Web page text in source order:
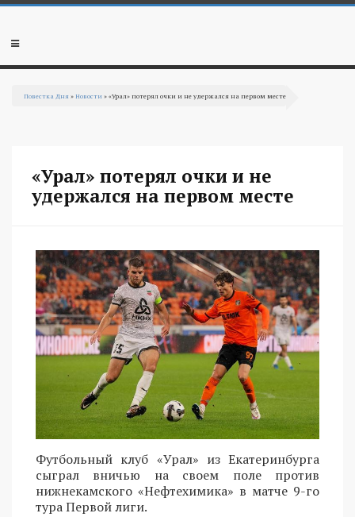
Перейти к основному содержанию
Мобильное
Повестка Дня »Новости » «Урал» потерял очки и не удержался на первом месте
«Урал» потерял очки и не
удержался на первом месте
Футбольный клуб «Урал» из Екатеринбурга
сыграл вничью на своем поле против
нижнекамского «Нефтехимика» в матче 9-го
тура Первой лиги.